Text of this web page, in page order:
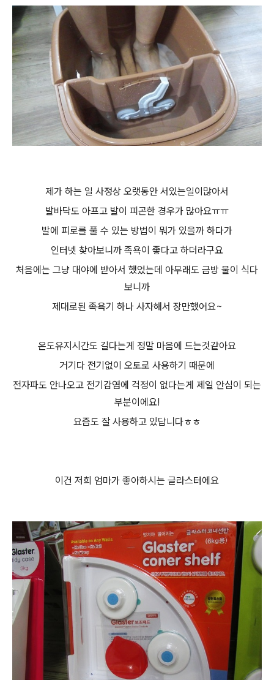
제가 하는 일 사정상 오랫동안 서있는일이많아서
발바닥도 아프고 발이 피곤한 경우가 많아요ㅠㅠ
발에 피로를 풀 수 있는 방법이 뭐가 있을까 하다가
인터넷 찾아보니까 족욕이 좋다고 하더라구요
처음에는 그냥 대야에 받아서 했었는데 아무래도 금방 물이 식다
보니까
제대로된 족욕기 하나 사자해서 장만했어요~
온도유지시간도 길다는게 정말 마음에 드는것같아요
거기다 전기없이 오토로 사용하기 때문에
전자파도 안나오고 전기감염에 걱정이 없다는게 제일 안심이 되는
부분이에요!
요즘도 잘 사용하고 있답니다ㅎㅎ
이건 저희 엄마가 좋아하시는 글라스터에요